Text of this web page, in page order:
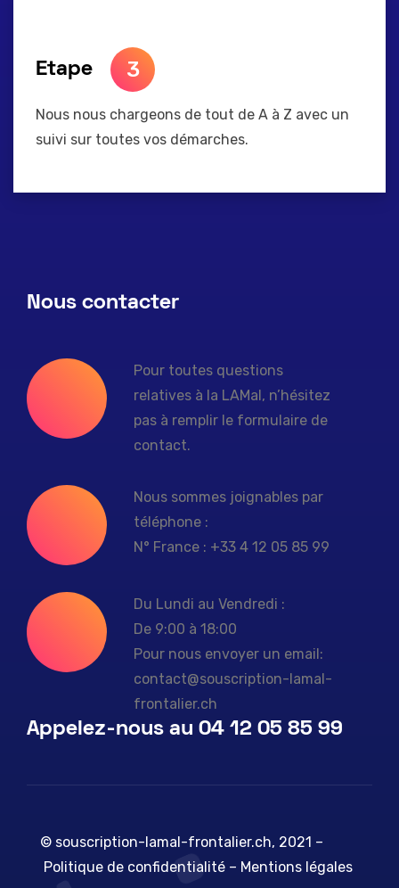
Etape 3
Nous nous chargeons de tout de A à Z avec un
suivi sur toutes vos démarches.
Nous contacter
Pour toutes questions
relatives à la LAMal, n’hésitez
pas à remplir le formulaire de
contact.
Nous sommes joignables par
téléphone :
N° France : +33 4 12 05 85 99
Du Lundi au Vendredi :
De 9:00 à 18:00
Pour nous envoyer un email:
contact@souscription-lamal-
frontalier.ch
Appelez-nous au 04 12 05 85 99
© souscription-lamal-frontalier.ch, 2021 –
Politique de confidentialité – Mentions légales